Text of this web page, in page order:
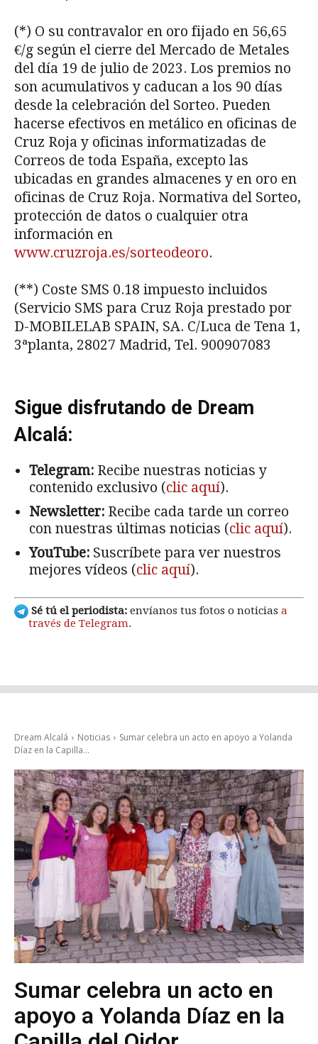
(*) O su contravalor en oro fijado en 56,65
€/g según el cierre del Mercado de Metales
del día 19 de julio de 2023. Los premios no
son acumulativos y caducan a los 90 días
desde la celebración del Sorteo. Pueden
hacerse efectivos en metálico en oficinas de
Cruz Roja y oficinas informatizadas de
Correos de toda España, excepto las
ubicadas en grandes almacenes y en oro en
oficinas de Cruz Roja. Normativa del Sorteo,
protección de datos o cualquier otra
información en
www.cruzroja.es/sorteodeoro.
(**) Coste SMS 0.18 impuesto incluidos
(Servicio SMS para Cruz Roja prestado por
D-MOBILELAB SPAIN, SA. C/Luca de Tena 1,
3ªplanta, 28027 Madrid, Tel. 900907083
Sigue disfrutando de Dream
Alcalá:
Telegram: Recibe nuestras noticias y
contenido exclusivo (clic aquí).
Newsletter: Recibe cada tarde un correo
con nuestras últimas noticias (clic aquí).
YouTube: Suscríbete para ver nuestros
mejores vídeos (clic aquí).
Sé tú el periodista: envíanos tus fotos o noticias a
través de Telegram.